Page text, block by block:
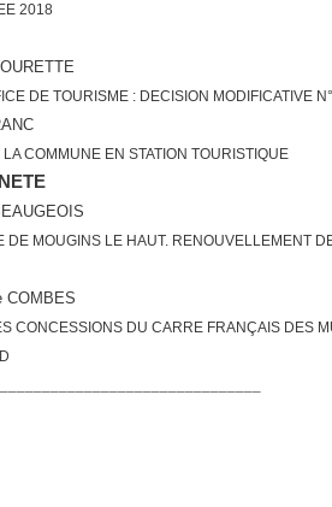
2018
DE TOURISME : DECISION MODIFICATIVE
COMMUNE EN STATION TOURISTIQUE
DE MOUGINS LE HAUT. RENOUVELLEMENT
COMBES
CONCESSIONS DU CARRE FRANÇAIS DES